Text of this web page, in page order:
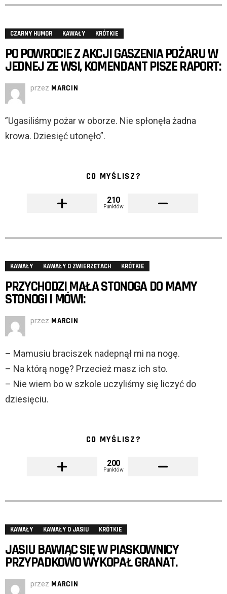
CZARNY HUMOR KAWAŁY KRÓTKIE
PO POWROCIE Z AKCJI GASZENIA POŻARU W
JEDNEJ ZE WSI, KOMENDANT PISZE RAPORT:
przez MARCIN
”Ugasiliśmy pożar w oborze. Nie spłonęła żadna
krowa. Dziesięć utonęło”.
CO MYŚLISZ?
210
Punktów
KAWAŁY KAWAŁY O ZWIERZĘTACH KRÓTKIE
PRZYCHODZI MAŁA STONOGA DO MAMY
STONOGI I MÓWI:
przez MARCIN
– Mamusiu braciszek nadepnął mi na nogę.
– Na którą nogę? Przecież masz ich sto.
– Nie wiem bo w szkole uczyliśmy się liczyć do
dziesięciu.
CO MYŚLISZ?
200
Punktów
KAWAŁY KAWAŁY O JASIU KRÓTKIE
JASIU BAWIĄC SIĘ W PIASKOWNICY
PRZYPADKOWO WYKOPAŁ GRANAT.
przez MARCIN